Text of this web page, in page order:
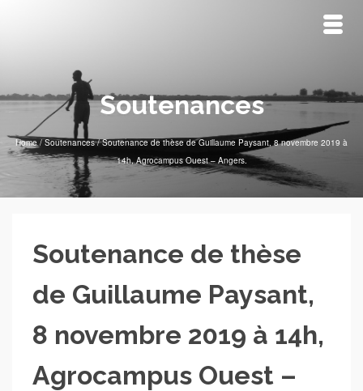
Soutenances
Home / Soutenances / Soutenance de thèse de Guillaume Paysant, 8 novembre 2019 à
14h, Agrocampus Ouest – Angers.
Soutenance de thèse
de Guillaume Paysant,
8 novembre 2019 à 14h,
Agrocampus Ouest –